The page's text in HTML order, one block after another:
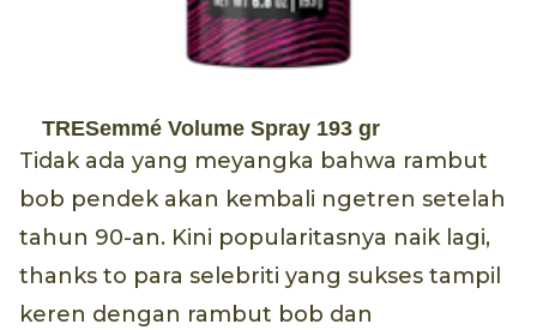
TRESemmé Volume Spray 193 gr
Tidak ada yang meyangka bahwa rambut
bob pendek akan kembali ngetren setelah
tahun 90-an. Kini popularitasnya naik lagi,
thanks to para selebriti yang sukses tampil
keren dengan rambut bob dan